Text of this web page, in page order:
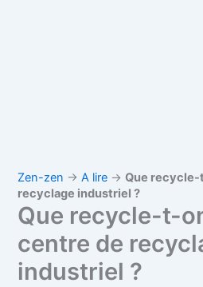
Zen-zen →A lire →Que recycle-
recyclage industriel ?
Que recycle-t-
centre de
industriel ?